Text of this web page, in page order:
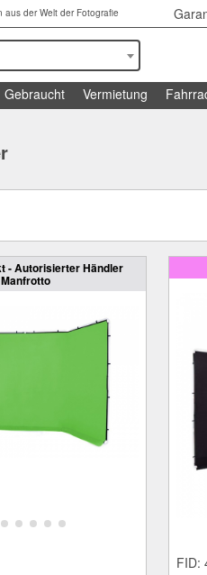
der Welt der Fotografie
Gebraucht Vermietung
- Autorisierter Händler
Manfrotto
FID: